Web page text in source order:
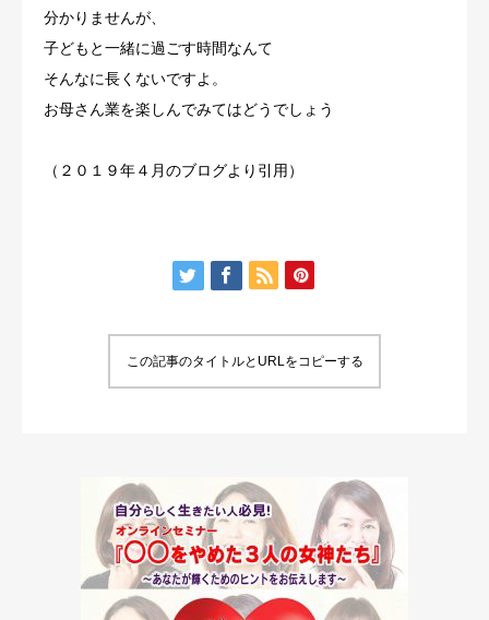
分かりませんが、
子どもと一緒に過ごす時間なんて
そんなに長くないですよ。
お母さん業を楽しんでみてはどうでしょう
（２０１９年４月のブログより引用）
この記事のタイトルとURLをコピーする